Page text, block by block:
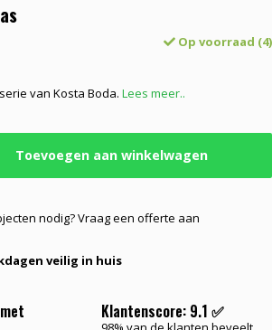
Op voorraad (4)
van Kosta Boda. Lees meer..
Toevoegen aan winkelwagen
nodig? Vraag een offerte aan
veilig in huis
Klantenscore: 9.1 ✅